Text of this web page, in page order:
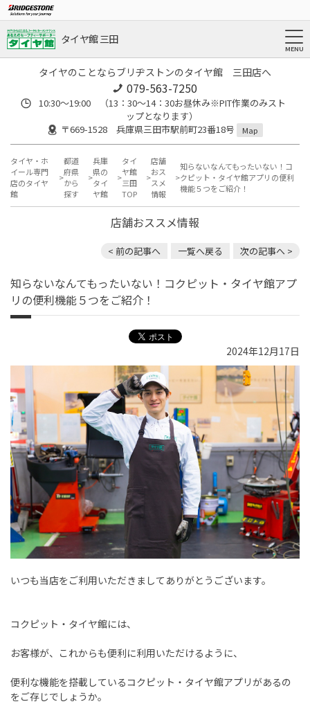
タイヤ館 三田
タイヤのことならブリヂストンのタイヤ館 三田店へ
079-563-7250
10:30～19:00 （13：30～14：30お昼休み※PIT作業のみスト
ップとなります）
〒669-1528 兵庫県三田市駅前町23番18号
Map
タイヤ・ホ
イール専門
店のタイヤ
館
都道
府県
から
探す
兵庫
県の
タイ
ヤ館
タイ
ヤ館
三田
TOP
店舗
おス
スメ
情報
知らないなんてもったいない！コ
クピット・タイヤ館アプリの便利
機能５つをご紹介！
店舗おススメ情報
< 前の記事へ 一覧へ戻る 次の記事へ >
知らないなんてもったいない！コクピット・タイヤ館アプ
リの便利機能５つをご紹介！
2024年12月17日
いつも当店をご利用いただきましてありがとうございます。
コクピット・タイヤ館には、
お客様が、これからも便利に利用いただけるように、
便利な機能を搭載しているコクピット・タイヤ館アプリがあるの
をご存じでしょうか。